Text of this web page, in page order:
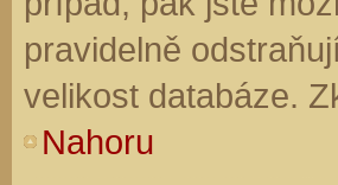
pravidelně
velikost databáze.
Nahoru